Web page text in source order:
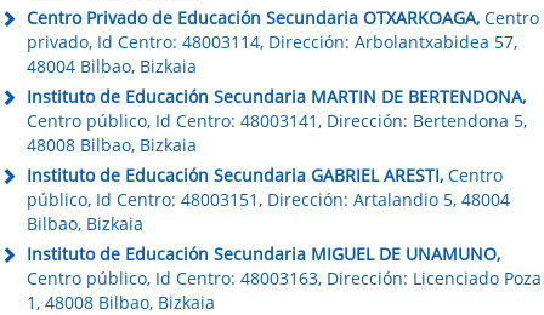
Centro Privado de Educación Secundaria OTXARKOAGA, Centro
privado, Id Centro: 48003114, Dirección: Arbolantxabidea 57,
48004 Bilbao, Bizkaia
Instituto de Educación Secundaria MARTIN DE BERTENDONA,
Centro público, Id Centro: 48003141, Dirección: Bertendona 5,
48008 Bilbao, Bizkaia
Instituto de Educación Secundaria GABRIEL ARESTI, Centro
público, Id Centro: 48003151, Dirección: Artalandio 5, 48004
Bilbao, Bizkaia
Instituto de Educación Secundaria MIGUEL DE UNAMUNO,
Centro público, Id Centro: 48003163, Dirección: Licenciado Poza
1, 48008 Bilbao, Bizkaia